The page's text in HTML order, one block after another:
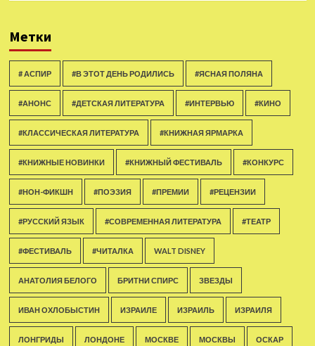
Метки
# АСПИР #В ЭТОТ ДЕНЬ РОДИЛИСЬ #ЯСНАЯ ПОЛЯНА
#АНОНС #ДЕТСКАЯ ЛИТЕРАТУРА #ИНТЕРВЬЮ #КИНО
#КЛАССИЧЕСКАЯ ЛИТЕРАТУРА #КНИЖНАЯ ЯРМАРКА
#КНИЖНЫЕ НОВИНКИ #КНИЖНЫЙ ФЕСТИВАЛЬ #КОНКУРС
#НОН-ФИКШН #ПОЭЗИЯ #ПРЕМИИ #РЕЦЕНЗИИ
#РУССКИЙ ЯЗЫК #СОВРЕМЕННАЯ ЛИТЕРАТУРА #ТЕАТР
#ФЕСТИВАЛЬ #ЧИТАЛКА WALT DISNEY
АНАТОЛИЯ БЕЛОГО БРИТНИ СПИРС ЗВЕЗДЫ
ИВАН ОХЛОБЫСТИН ИЗРАИЛЕ ИЗРАИЛЬ ИЗРАИЛЯ
ЛОНГРИДЫ ЛОНДОНЕ МОСКВЕ МОСКВЫ ОСКАР